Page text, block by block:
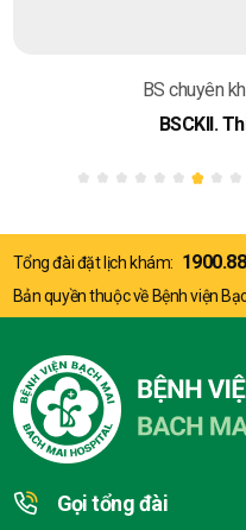
BS chuyên
BSCKII.
Tổng đài đặt lịch khám:
Bản quyền thuộc về Bệnh viện
Gọi tổng đài